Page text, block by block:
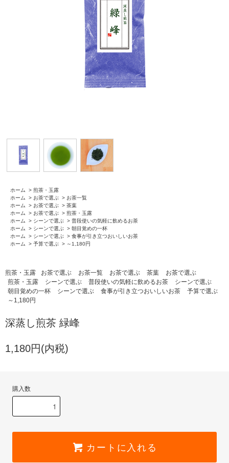
ホーム > 煎茶・玉露
ホーム
> お茶で選ぶ > お茶一覧
ホーム
> お茶で選ぶ > 茶葉
ホーム
> お茶で選ぶ > 煎茶・玉露
ホーム
> シーンで選ぶ > 普段使いの気軽に飲めるお茶
ホーム
> シーンで選ぶ > 朝目覚めの一杯
ホーム
> シーンで選ぶ > 食事が引き立つおいしいお茶
ホーム
> 予算で選ぶ > ～1,180円
煎茶・玉露 お茶で選ぶ お茶一覧 お茶で選ぶ 茶葉
お茶で選ぶ
煎茶・玉露
シーンで選ぶ 普段使いの気軽に飲めるお茶
シーンで選ぶ
朝目覚めの一杯
シーンで選ぶ 食事が引き立つおいしいお茶
予算で選ぶ
～1,180円
深蒸し煎茶 緑峰
1,180円(内税)
購入数
カートに入れる